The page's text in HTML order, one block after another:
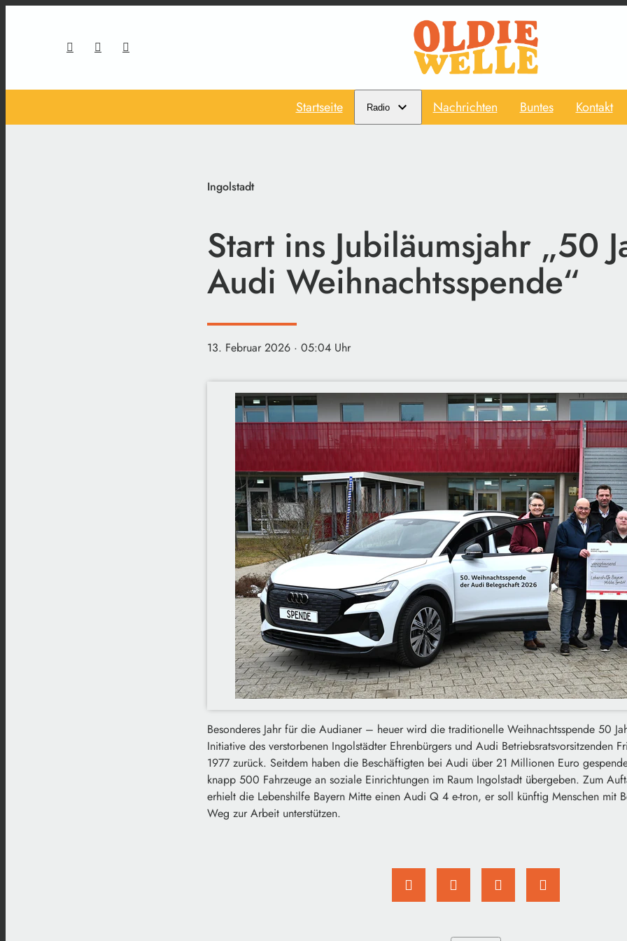
Startseite Radio Nachrichten Buntes Kontakt
Ingolstadt
Start ins Jubiläumsjahr „50
Audi Weihnachtsspende“
13. Februar 2026 · 05:04 Uhr
Besonderes Jahr für die Audianer – heuer wird die traditionelle Weihnachtsspende 50
Initiative des verstorbenen Ingolstädter Ehrenbürgers und Audi Betriebsratsvorsitzenden
1977 zurück. Seitdem haben die Beschäftigten bei Audi über 21 Millionen Euro
knapp 500 Fahrzeuge an soziale Einrichtungen im Raum Ingolstadt übergeben. Zum
erhielt die Lebenshilfe Bayern Mitte einen Audi Q 4 e-tron, er soll künftig Menschen mit
Weg zur Arbeit unterstützen.